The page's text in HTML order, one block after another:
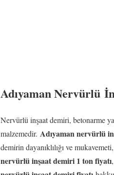
Adıyaman Nervürlü
Nervürlü inşaat demiri, betonarme
malzemedir. Adıyaman nervürlü
demirin dayanıklılığı ve
nervürlü inşaat demiri 1 ton fiyatı